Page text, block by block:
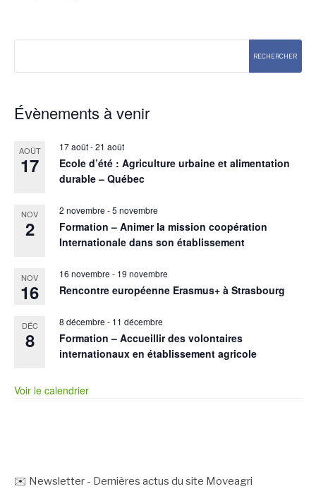
RECHERCHER
Évènements à venir
AOÛT
17
17 août-21 août
Ecole d’été : Agriculture urbaine et alimentation
durable – Québec
NOV
2
2 novembre -5 novembre
Formation – Animer la mission coopération
Internationale dans son établissement
NOV
16
16 novembre - 19 novembre
Rencontre européenne Erasmus+ à Strasbourg
DÉC
8
8 décembre - 11 décembre
Formation – Accueillir des volontaires
internationaux en établissement agricole
Voir le calendrier
✉️ Newsletter - Dernières actus du site Moveagri